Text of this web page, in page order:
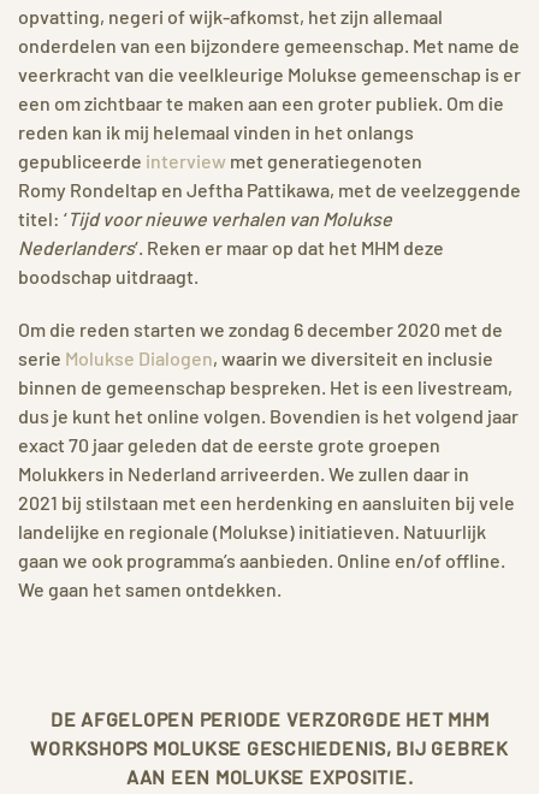
opvatting, negeri of wijk-afkomst, het zijn allemaal
onderdelen van een bijzondere gemeenschap. Met name de
veerkracht van die veelkleurige Molukse gemeenschap is er
een om zichtbaar te maken aan een groter publiek. Om die
reden kan ik mij helemaal vinden in het onlangs
gepubliceerde interview met generatiegenoten
Romy Rondeltap en Jeftha Pattikawa, met de veelzeggende
titel: ‘Tijd voor nieuwe verhalen van Molukse
Nederlanders‘. Reken er maar op dat het MHM deze
boodschap uitdraagt.
Om die reden starten we zondag 6 december 2020 met de
serie Molukse Dialogen, waarin we diversiteit en inclusie
binnen de gemeenschap bespreken. Het is een livestream,
dus je kunt het online volgen. Bovendien is het volgend jaar
exact 70 jaar geleden dat de eerste grote groepen
Molukkers in Nederland arriveerden. We zullen daar in
2021 bij stilstaan met een herdenking en aansluiten bij vele
landelijke en regionale (Molukse) initiatieven. Natuurlijk
gaan we ook programma’s aanbieden. Online en/of offline.
We gaan het samen ontdekken.
DE AFGELOPEN PERIODE VERZORGDE HET MHM
WORKSHOPS MOLUKSE GESCHIEDENIS, BIJ GEBREK
AAN EEN MOLUKSE EXPOSITIE.